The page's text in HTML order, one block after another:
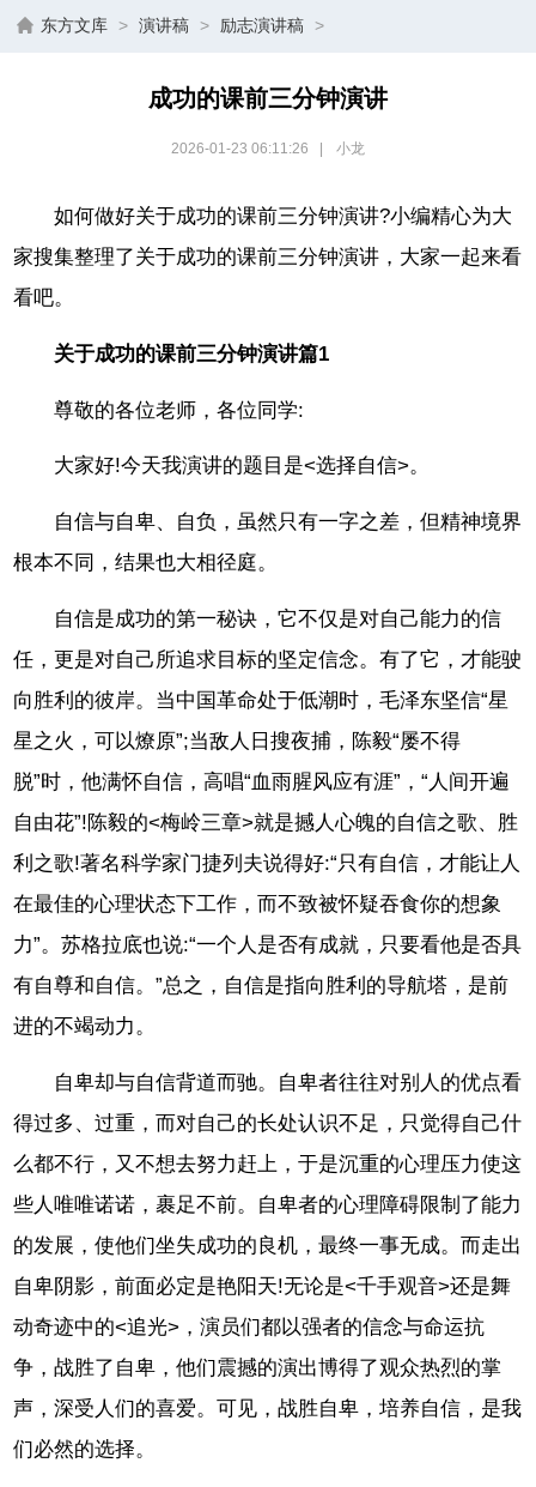
东方文库 > 演讲稿 > 励志演讲稿 >
成功的课前三分钟演讲
2026-01-23 06:11:26 小龙
如何做好关于成功的课前三分钟演讲?小编精心为大
家搜集整理了关于成功的课前三分钟演讲，大家一起来看
看吧。
关于成功的课前三分钟演讲篇1
尊敬的各位老师，各位同学:
大家好!今天我演讲的题目是<选择自信>。
自信与自卑、自负，虽然只有一字之差，但精神境界
根本不同，结果也大相径庭。
自信是成功的第一秘诀，它不仅是对自己能力的信
任，更是对自己所追求目标的坚定信念。有了它，才能驶
向胜利的彼岸。当中国革命处于低潮时，毛泽东坚信“星
星之火，可以燎原”;当敌人日搜夜捕，陈毅“屡不得
脱”时，他满怀自信，高唱“血雨腥风应有涯”，“人间开遍
自由花”!陈毅的<梅岭三章>就是撼人心魄的自信之歌、胜
利之歌!著名科学家门捷列夫说得好:“只有自信，才能让人
在最佳的心理状态下工作，而不致被怀疑吞食你的想象
力”。苏格拉底也说:“一个人是否有成就，只要看他是否具
有自尊和自信。”总之，自信是指向胜利的导航塔，是前
进的不竭动力。
自卑却与自信背道而驰。自卑者往往对别人的优点看
得过多、过重，而对自己的长处认识不足，只觉得自己什
么都不行，又不想去努力赶上，于是沉重的心理压力使这
些人唯唯诺诺，裹足不前。自卑者的心理障碍限制了能力
的发展，使他们坐失成功的良机，最终一事无成。而走出
自卑阴影，前面必定是艳阳天!无论是<千手观音>还是舞
动奇迹中的<追光>，演员们都以强者的信念与命运抗
争，战胜了自卑，他们震撼的演出博得了观众热烈的掌
声，深受人们的喜爱。可见，战胜自卑，培养自信，是我
们必然的选择。